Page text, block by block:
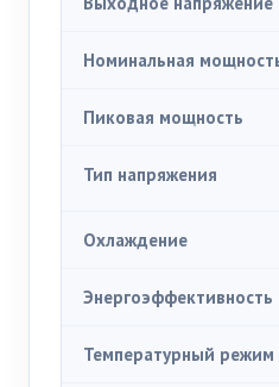
Номинальная
Пиковая мощность
Тип напряжения
Охлаждение
Температурный режим